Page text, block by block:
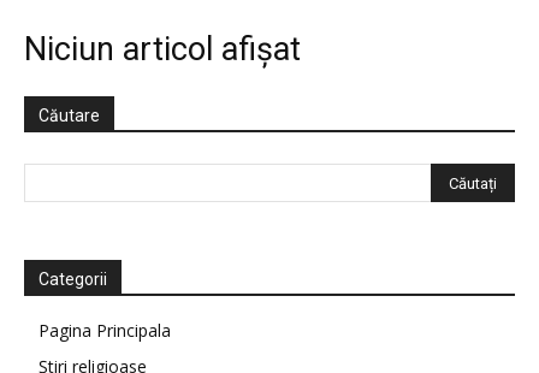
Niciun articol afișat
Căutare
Categorii
Pagina Principala
Știri religioase